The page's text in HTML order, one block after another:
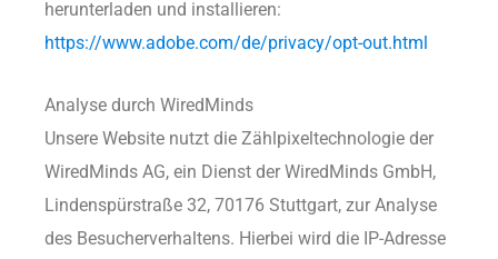
herunterladen und installieren:
https://www.adobe.com/de/privacy/opt-out.html
Analyse durch WiredMinds
Unsere Website nutzt die Zählpixeltechnologie der
WiredMinds AG, ein Dienst der WiredMinds GmbH,
Lindenspürstraße 32, 70176 Stuttgart, zur Analyse
des Besucherverhaltens. Hierbei wird die IP-Adresse